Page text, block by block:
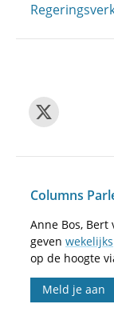
Columns
Anne Bos, Bert
geven wekelijks
op de hoogte
Meld je aan